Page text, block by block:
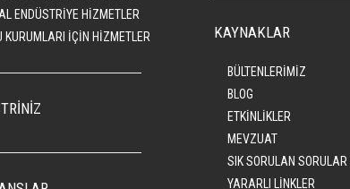
ENDÜSTRİYE HİZMETLER
KURUMLARI İÇİN HİZMETLER
KAYNAKLAR
BÜLTENLERİMİZ
BLOG
ETKİNLİKLER
MEVZUAT
SIK SORULAN SORULAR
YARARLI LİNKLER